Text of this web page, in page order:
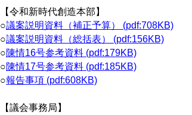
【令和新時代創造本部】
○議案説明資料（補正予算） (pdf:708KB)
○議案説明資料（総括表） (pdf:156KB)
○陳情16号参考資料 (pdf:179KB)
○陳情17号参考資料 (pdf:185KB)
○報告事項 (pdf:608KB)
【議会事務局】